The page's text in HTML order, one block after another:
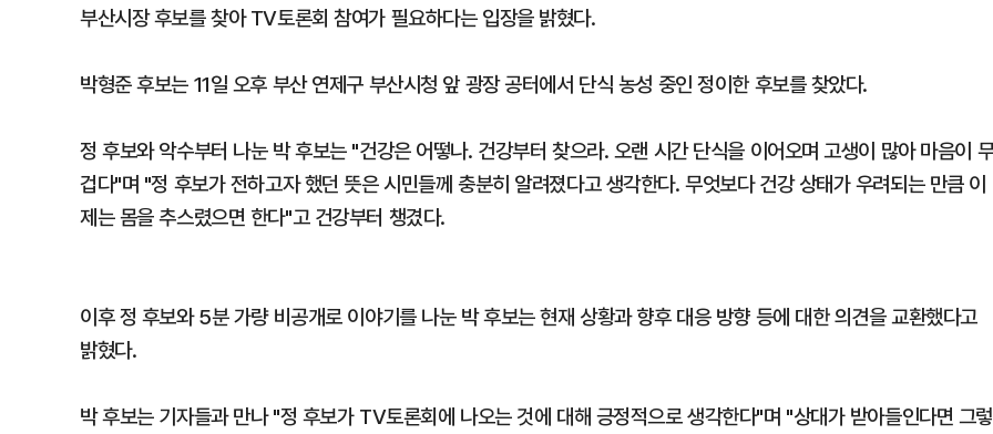
부산시장 후보를 찾아 TV토론회 참여가 필요하다는 입장을 밝혔다.
박형준 후보는 11일 오후 부산 연제구 부산시청 앞 광장 공터에서 단식 농성 중인 정이한 후보를 찾았다.
정 후보와 악수부터 나눈 박 후보는 "건강은 어떻나. 건강부터 찾으라. 오랜 시간 단식을 이어오며 고생이 많아 마음이
겁다"며 "정 후보가 전하고자 했던 뜻은 시민들께 충분히 알려졌다고 생각한다. 무엇보다 건강 상태가 우려되는 만큼 이
제는 몸을 추스렸으면 한다"고 건강부터 챙겼다.
이후 정 후보와 5분 가량 비공개로 이야기를 나눈 박 후보는 현재 상황과 향후 대응 방향 등에 대한 의견을 교환했다고
밝혔다.
박 후보는 기자들과 만나 "정 후보가 TV토론회에 나오는 것에 대해 긍정적으로 생각한다"며 "상대가 받아들인다면 그렇